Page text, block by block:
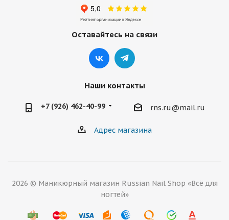
Оставайтесь на связи
Наши контакты
+7 (926) 462-40-99 rns.ru@mail.ru
Адрес магазина
2026 © Маникюрный магазин Russian Nail Shop «Всё для
ногтей»